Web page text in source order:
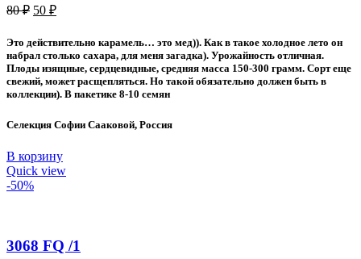
80₽ Первоначальная
составляла
80 ₽.
50 ₽Текущая
50 ₽.
Это действительно карамель… это мед)). Как в такое холодное лето он
набрал столько сахара, для меня загадка). Урожайность отличная.
Плоды изящные, сердцевидные, средняя масса 150-300 грамм. Сорт еще
свежий, может расщепляться. Но такой обязательно должен быть в
коллекции). В пакетике 8-10 семян
Селекция Софии Сааковой, Россия
В корзину
Quick view
-50%
3068 FQ /1